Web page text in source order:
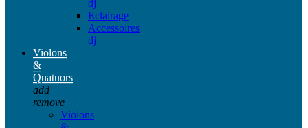
dj
Eclairage
Accessoires
dj
Violons
&
Quatuors
add
remove
Violons